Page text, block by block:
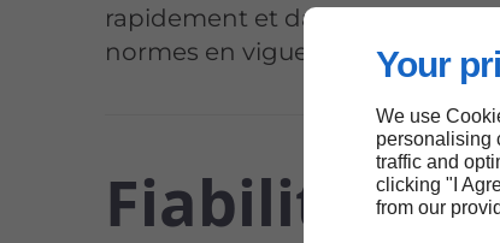
Your
We use
personalising
traffic and
clicking "I
from our
rapidement et dans le respect
normes en vigueur.
Fiabilité de